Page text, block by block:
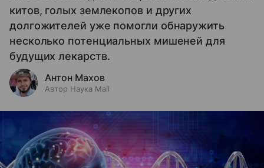
китов, голых землекопов и других
долгожителей уже помогли обнаружить
несколько потенциальных мишеней для
будущих лекарств.
Антон Махов
Автор Наука Mail